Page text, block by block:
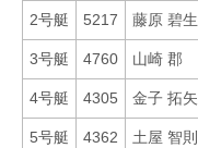
2号艇 5217 藤原 碧生
3号艇 4760 山崎 郡
4号艇 4305 金子 拓矢
5号艇 4362 土屋 智則